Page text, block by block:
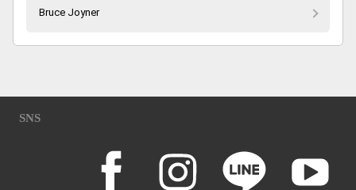
Bruce Joyner
SNS